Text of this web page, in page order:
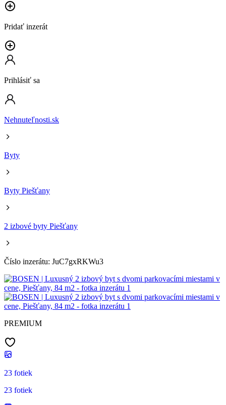
Pridať inzerát
Prihlásiť sa
Nehnuteľnosti.sk
Byty
Byty Piešťany
2 izbové byty Piešťany
Číslo inzerátu: JuC7gxRKWu3
PREMIUM
23 fotiek
23 fotiek